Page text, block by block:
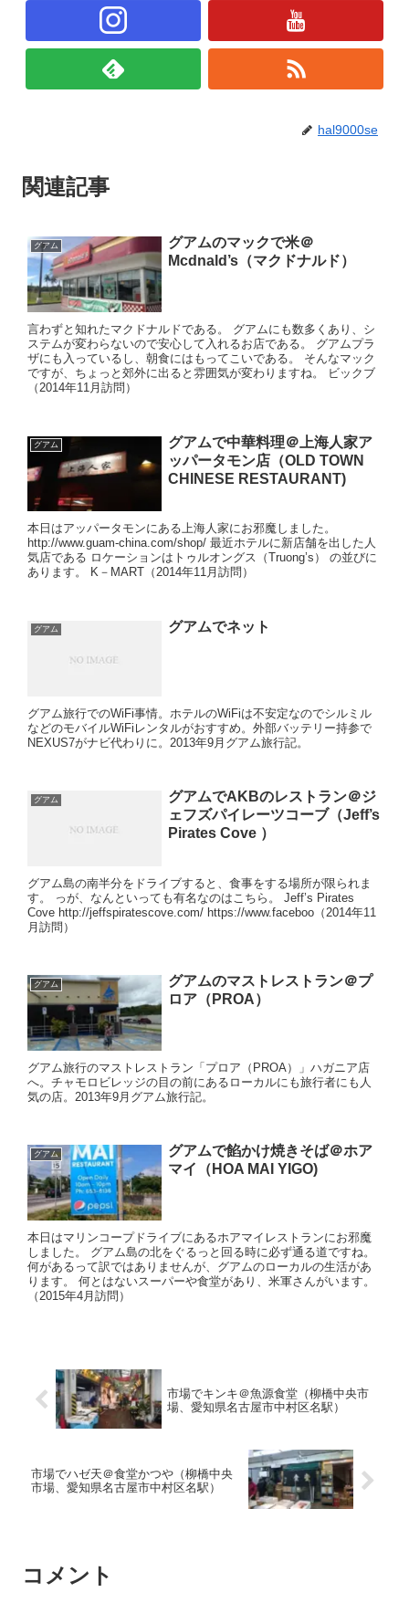
hal9000se
関連記事
グアム
グアムのマックで米＠
Mcdnald’s（マクドナルド）
言わずと知れたマクドナルドである。 グアムにも数多くあり、シ
ステムが変わらないので安心して入れるお店である。 グアムプラ
ザにも入っているし、朝食にはもってこいである。 そんなマック
ですが、ちょっと郊外に出ると雰囲気が変わりますね。 ビックブ
（2014年11月訪問）
グアム
グアムで中華料理＠上海人家ア
ッパータモン店（OLD TOWN
CHINESE RESTAURANT)
本日はアッパータモンにある上海人家にお邪魔しました。
http://www.guam-china.com/shop/ 最近ホテルに新店舗を出した人
気店である ロケーションはトゥルオングス（Truong’s） の並びに
あります。 K－MART（2014年11月訪問）
グアム グアムでネット
グアム旅行でのWiFi事情。ホテルのWiFiは不安定なのでシルミル
などのモバイルWiFiレンタルがおすすめ。外部バッテリー持参で
NEXUS7がナビ代わりに。2013年9月グアム旅行記。
グアム
グアムでAKBのレストラン＠ジ
ェフズパイレーツコーブ（Jeff’s
Pirates Cove ）
グアム島の南半分をドライブすると、食事をする場所が限られま
す。 っが、なんといっても有名なのはこちら。 Jeff’s Pirates
Cove http://jeffspiratescove.com/ https://www.faceboo（2014年11
月訪問）
グアム
グアムのマストレストラン＠プ
ロア（PROA）
グアム旅行のマストレストラン「プロア（PROA）」ハガニア店
へ。チャモロビレッジの目の前にあるローカルにも旅行者にも人
気の店。2013年9月グアム旅行記。
グアム
グアムで餡かけ焼きそば＠ホア
マイ（HOA MAI YIGO)
本日はマリンコープドライブにあるホアマイレストランにお邪魔
しました。 グアム島の北をぐるっと回る時に必ず通る道ですね。
何があるって訳ではありませんが、グアムのローカルの生活があ
ります。 何とはないスーパーや食堂があり、米軍さんがいます。
（2015年4月訪問）
市場でキンキ＠魚源食堂（柳橋中央市
場、愛知県名古屋市中村区名駅）
市場でハゼ天＠食堂かつや（柳橋中央
市場、愛知県名古屋市中村区名駅）
コメント